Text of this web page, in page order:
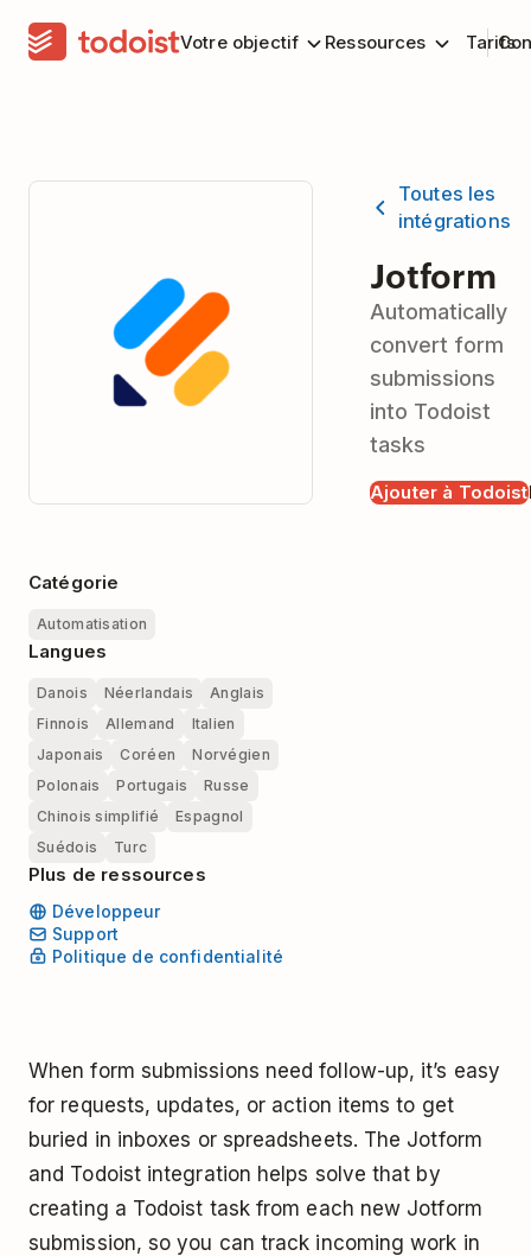
Votre objectif Ressources Tarifs
Toutes les
intégrations
Jotform
Automatically
convert form
submissions
into Todoist
tasks
Ajouter à Todoist
Catégorie
Automatisation
Langues
Danois Néerlandais
Anglais
Finnois
Allemand
Italien
Japonais
Coréen
Norvégien
Polonais
Portugais
Russe
Chinois simplifié
Espagnol
Suédois
Turc
Plus de ressources
Développeur
Support
Politique de confidentialité
When form submissions need follow-up, it’s easy
for requests, updates, or action items to get
buried in inboxes or spreadsheets. The Jotform
and Todoist integration helps solve that by
creating a Todoist task from each new Jotform
submission, so you can track incoming work in